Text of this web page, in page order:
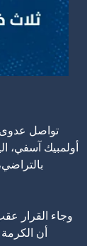
تواصل عدوى
أولمبيك آسفي،
وجاء القرار
أن